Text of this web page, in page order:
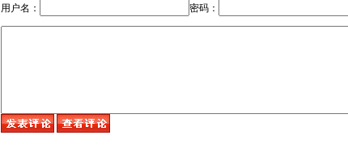
排头找差距，对照先进学经验，做到为官一任、造福一方。习近
中，不同的政绩观会有不同的抓法、不同的结果。领导干部要牢固
态度是，不要怕遇到矛盾和问题，而要敢于正视矛盾和问题；不要
而要同群众一道千方百计地去求得矛盾和问题的及时正确解决。抓
性，及时发现、尽早处置矛盾和问题，努力使简单矛盾不演化成复
用户名： 密码：